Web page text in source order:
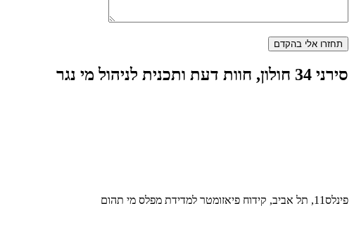
סירני 34 חולון, חוות דעת ותכנית לניהול מי נגר
פינלס11, תל אביב, קידוח פיאזומטר למדידת מפלס מי תהום